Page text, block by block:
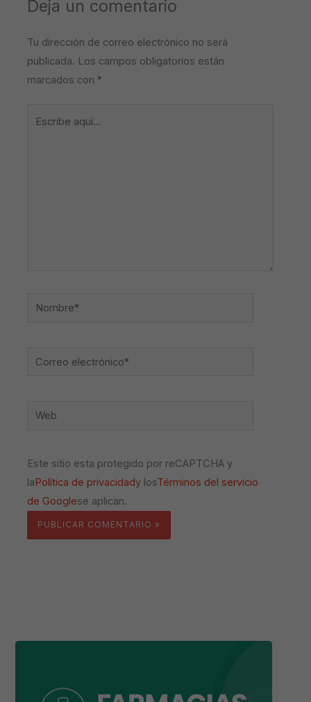
Deja un comentario
Tu dirección de correo electrónico no será
publicada. Los campos obligatorios están
marcados con *
Nombre*
Correo
Web
Este sitio esta protegido por reCAPTCHA y
la Política de privacidady losTérminos del servicio
de Googlese aplican.